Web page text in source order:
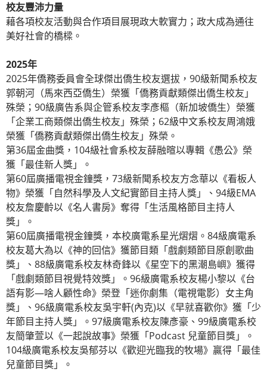
校友豐沛力量
藉各項校友活動與合作項目展現政大軟實力；政大成為通往
美好社會的橋樑。
2025年
2025年僑務委員會全球傑出僑生校友選拔，90級新聞系校友
郭朝河（馬來西亞僑生）榮獲「僑務貢獻類傑出僑生校友」
殊榮；90級廣告系與企管系校友李彥樞（新加坡僑生）榮獲
「企業工商類傑出僑生校友」殊榮；62級中文系校友周鴻娥
榮獲「僑務貢獻類傑出僑生校友」殊榮。
第36屆金曲獎，104級社會系校友薛融暄以專輯《愚公》榮
獲「最佳新人獎」。
第60屆廣播電視金鐘獎，73級新聞系校友方念華以《看板人
物》榮獲「自然科學及人文紀實節目主持人獎」、94級EMA
校友詹慶齡以《名人書房》奪得「生活風格節目主持人
獎」。
第60屆廣播電視金鐘獎，本校廣電系星光熠熠。84級廣電系
校友葛大為以《神的回信》獲節目類「戲劇類節目原創歌曲
獎」、88級廣電系校友林奇鋒以《星空下的黑潮島嶼》獲得
「戲劇類節目視覺特效獎」。96級廣電系校友楊小黎以《台
語有影—啥人顧性命》榮登「迷你劇集（電視電影）女主角
獎」、96級廣電系校友吳宇軒(內克)以《早就喜歡你》獲「少
年節目主持人獎」。97級廣電系校友陳彥豪、99級廣電系校
友簡肇萱以《一起說故事》榮獲「Podcast 兒童節目獎」。
104級廣電系校友吳郁芬以《歡迎光臨我的牧場》贏得「最佳
兒童節目獎」。